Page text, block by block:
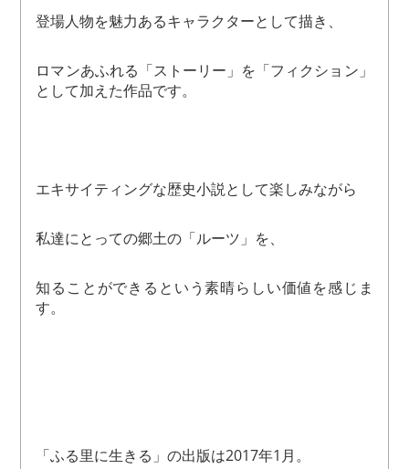
登場人物を魅力あるキャラクターとして描き、
ロマンあふれる「ストーリー」を「フィクション」
として加えた作品です。
エキサイティングな歴史小説として楽しみながら
私達にとっての郷土の「ルーツ」を、
知ることができるという素晴らしい価値を感じま
す。
「ふる里に生きる」の出版は2017年1月。